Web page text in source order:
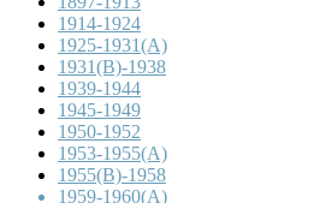
1914-1924
1925-1931(A)
1931(B)-1938
1939-1944
1945-1949
1950-1952
1953-1955(A)
1955(B)-1958
1959-1960(A)